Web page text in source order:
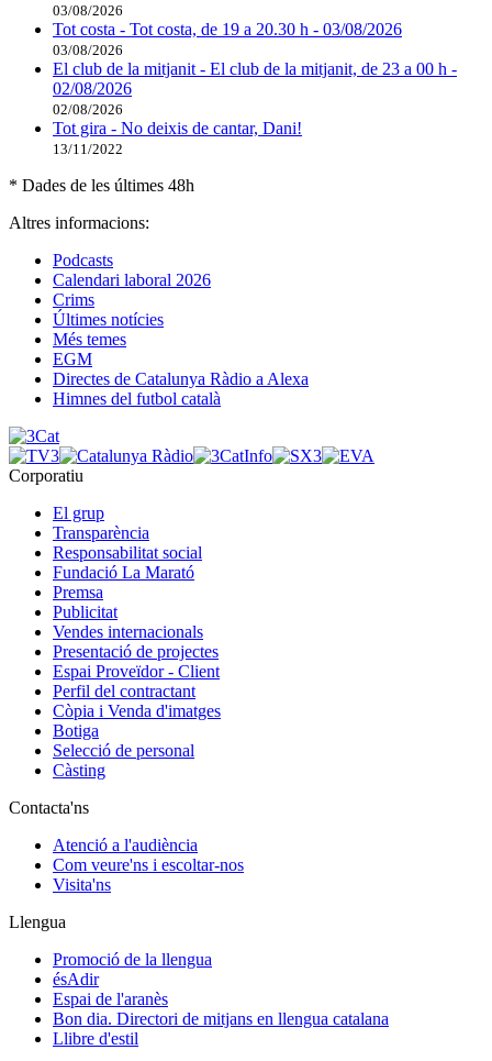
03/08/2026
Tot costa - Tot costa, de 19 a 20.30 h - 03/08/2026
03/08/2026
El club de la mitjanit - El club de la mitjanit, de 23 a 00 h -
02/08/2026
02/08/2026
Tot gira - No deixis de cantar, Dani!
13/11/2022
* Dades de les últimes 48h
Altres informacions:
Podcasts
Calendari laboral 2026
Crims
Últimes notícies
Més temes
EGM
Directes de Catalunya Ràdio a Alexa
Himnes del futbol català
Corporatiu
El grup
Transparència
Responsabilitat social
Fundació La Marató
Premsa
Publicitat
Vendes internacionals
Presentació de projectes
Espai Proveïdor - Client
Perfil del contractant
Còpia i Venda d'imatges
Botiga
Selecció de personal
Càsting
Contacta'ns
Atenció a l'audiència
Com veure'ns i escoltar-nos
Visita'ns
Llengua
Promoció de la llengua
ésAdir
Espai de l'aranès
Bon dia. Directori de mitjans en llengua catalana
Llibre d'estil